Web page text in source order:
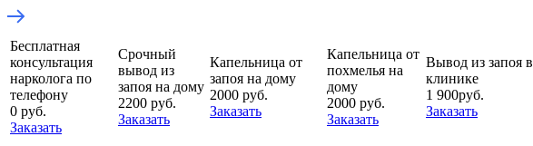
Бесплатная
консультация
нарколога по
телефону
0 руб.
Заказать
Срочный
вывод из
запоя на дому
2200 руб.
Заказать
Капельница от
запоя на дому
2000 руб.
Заказать
Капельница от
похмелья на
дому
2000 руб.
Заказать
Вывод из запоя в
клинике
1 900руб.
Заказать